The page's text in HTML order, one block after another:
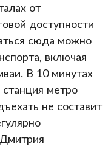
от
доступности
сюда можно
включая
В 10 минутах
метро
не составит